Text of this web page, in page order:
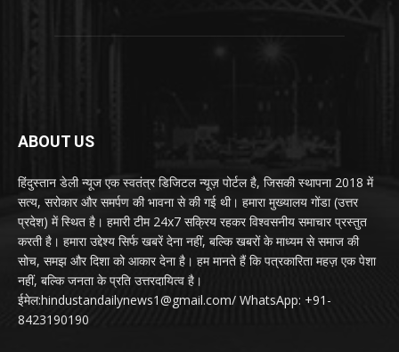
ABOUT US
हिंदुस्तान डेली न्यूज एक स्वतंत्र डिजिटल न्यूज़ पोर्टल है, जिसकी स्थापना 2018 में
सत्य, सरोकार और समर्पण की भावना से की गई थी। हमारा मुख्यालय गोंडा (उत्तर
प्रदेश) में स्थित है। हमारी टीम 24x7 सक्रिय रहकर विश्वसनीय समाचार प्रस्तुत
करती है। हमारा उद्देश्य सिर्फ खबरें देना नहीं, बल्कि खबरों के माध्यम से समाज की
सोच, समझ और दिशा को आकार देना है। हम मानते हैं कि पत्रकारिता महज़ एक पेशा
नहीं, बल्कि जनता के प्रति उत्तरदायित्व है।
ईमेल:hindustandailynews1@gmail.com/ WhatsApp: +91-
8423190190